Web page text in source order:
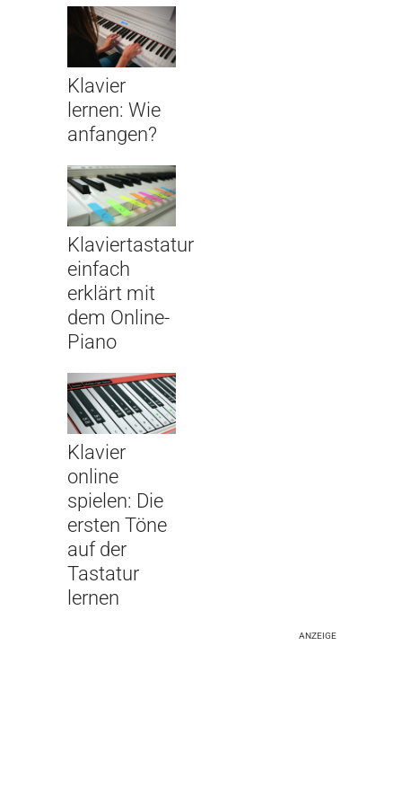
Klavier
lernen: Wie
anfangen?
Klaviertastatur
einfach
erklärt mit
dem Online-
Piano
Klavier
online
spielen: Die
ersten Töne
auf der
Tastatur
lernen
ANZEIGE